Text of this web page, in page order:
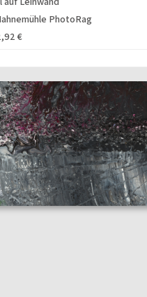
PhotoRag
€